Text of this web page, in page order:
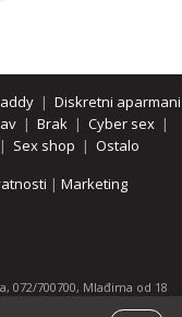
| Diskretni aparmani
| Brak | Cyber sex |
| Sex shop | Ostalo
| Marketing
072/700700, Mlađima od 18
i svih njenih dijelova.